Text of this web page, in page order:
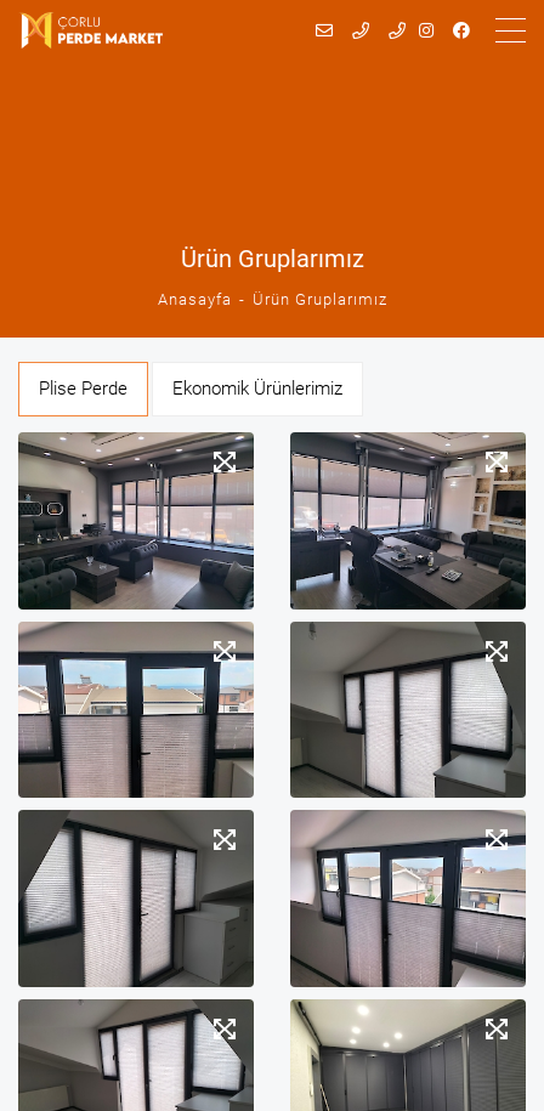
Ürün Gruplarımız
Anasayfa Ürün Gruplarımız
Plise Perde Ekonomik Ürünlerimiz